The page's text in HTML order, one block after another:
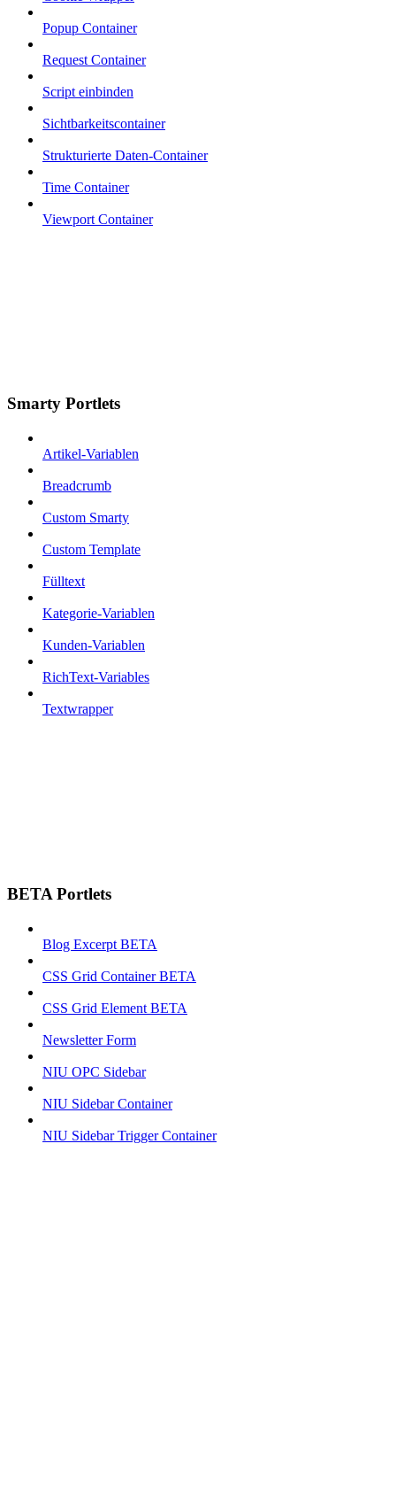
Popup Container
Request Container
Script einbinden
Sichtbarkeitscontainer
Strukturierte Daten-Container
Time Container
Viewport Container
Smarty Portlets
Artikel-Variablen
Breadcrumb
Custom Smarty
Custom Template
Fülltext
Kategorie-Variablen
Kunden-Variablen
RichText-Variables
Textwrapper
BETA Portlets
Blog Excerpt BETA
CSS Grid Container BETA
CSS Grid Element BETA
Newsletter Form
NIU OPC Sidebar
NIU Sidebar Container
NIU Sidebar Trigger Container